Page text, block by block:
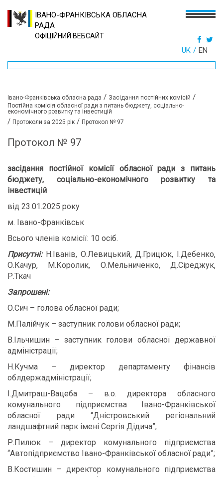
ІВАНО-ФРАНКІВСЬКА ОБЛАСНА
РАДА
ОФІЦІЙНИЙ ВЕБСАЙТ
UK EN
Івано-Франківська обласна рада / Засідання постійних комісій /
Постійна комісія обласної ради з питань бюджету, соціально-
економічного розвитку та інвестицій
/ Протоколи за 2025 рік / Протокол № 97
Протокол № 97
засідання постійної комісії обласної ради з питань
бюджету, соціально-економічного розвитку та
інвестицій
від 23.01.2025 року
м. Івано-Франківськ
Всього членів комісії: 10 осіб.
Присутні:Н.Іванів, О.Левицький, Д.Грицюк, І.Дебенко,
О.Качур, М.Королик, О.Мельниченко, Д.Сіреджук,
Р.Ткач
Запрошені:
О.Сич – голова обласної ради;
М.Палійчук – заступник голови обласної ради;
В.Ільчишин – заступник голови обласної державної
адміністрації;
Н.Кучма – директор департаменту фінансів
облдержадміністрації;
І.Дмитраш-Вацеба – в.о. директора обласного
комунального підприємства Івано-Франківської
обласної ради “Дністровський регіональний
ландшафтний парк імені Сергія Дідича”;
Р.Пилюк – директор комунального підприємства
“Автопідприємство Івано-Франківської обласної ради”;
В.Костишин – директор комунального підприємства